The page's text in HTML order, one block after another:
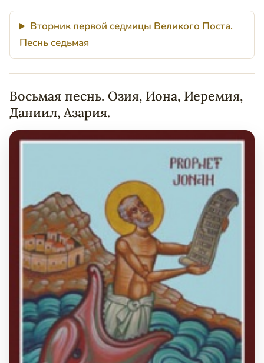
Вторник первой седмицы Великого Поста.
Песнь седьмая
Восьмая песнь. Озия, Иона, Иеремия,
Даниил, Азария.